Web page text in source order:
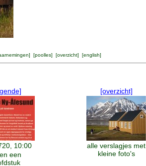
] [poolles] [overzicht] [english]
[overzicht]
10:00
alle verslagjes met
kleine foto's
een